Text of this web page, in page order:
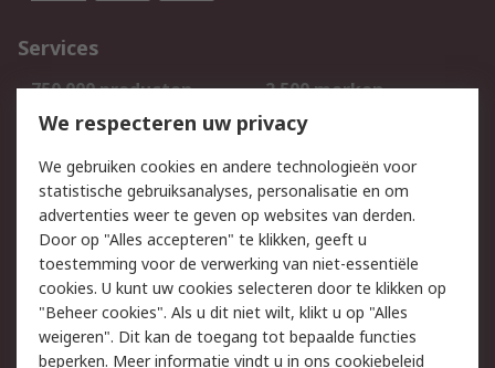
Services
750.000 producten
2.500 merken
Bestellen
Inkoopoplossingen
Track & Trace
Wettelijk
Cookiebeleid
Email veiligheid
Privacybeleid
Websitevoorwaarden
Algemene
We respecteren uw privacy
We gebruiken cookies en andere technologieën voor
statistische gebruiksanalyses, personalisatie en om
advertenties weer te geven op websites van derden.
Door op "Alles accepteren" te klikken, geeft u
toestemming voor de verwerking van niet-essentiële
cookies. U kunt uw cookies selecteren door te klikken op
"Beheer cookies". Als u dit niet wilt, klikt u op "Alles
weigeren". Dit kan de toegang tot bepaalde functies
beperken. Meer informatie vindt u in ons cookiebeleid